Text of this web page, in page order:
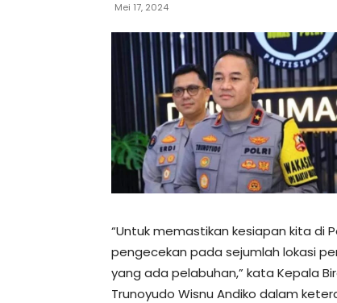
Mei 17, 2024
“Untuk memastikan kesiapan kita di
pengecekan pada sejumlah lokasi
yang ada pelabuhan,” kata Kepala
Trunoyudo Wisnu Andiko dalam